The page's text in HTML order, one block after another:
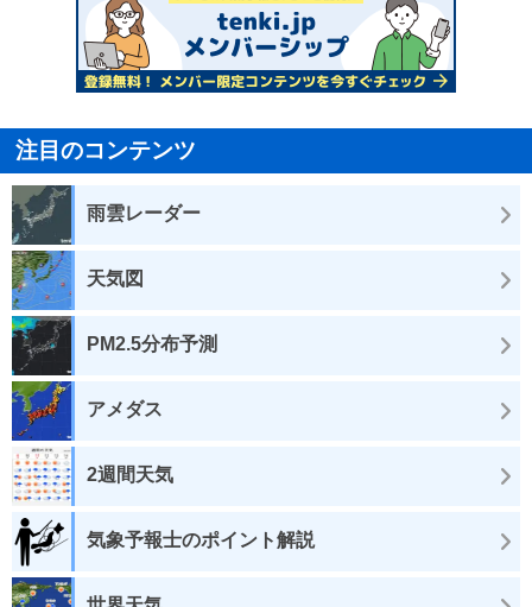
注目のコンテンツ
雨雲レーダー
天気図
PM2.5分布予測
アメダス
2週間天気
気象予報士のポイント解説